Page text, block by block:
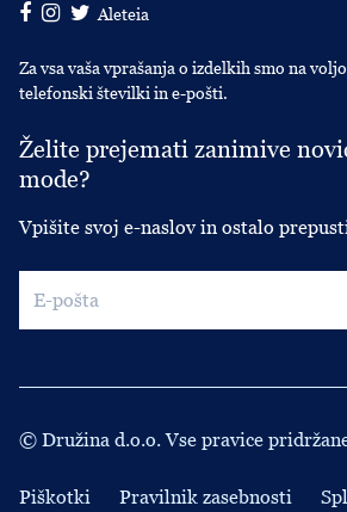
Aleteia
Za vsa vaša vprašanja o izdelkih smo na
telefonski številki in e-pošti.
Želite prejemati zanimive
mode?
Vpišite svoj e-naslov in ostalo
© Družina d.o.o. Vse pravice
Piškotki Pravilnik zasebnosti